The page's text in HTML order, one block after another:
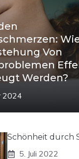
Von
Werden?
2024
Schönheit durch
5. Juli 2022